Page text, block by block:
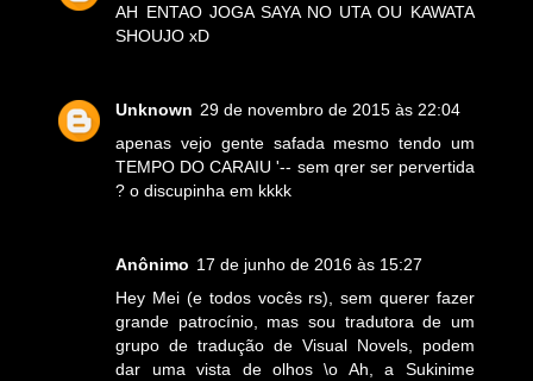
AH ENTAO JOGA SAYA NO UTA OU KAWATA
SHOUJO xD
Unknown 29 de novembro de 2015 às 22:04
apenas vejo gente safada mesmo tendo um
TEMPO DO CARAIU '-- sem qrer ser pervertida
? o discupinha em kkkk
Anônimo 17 de junho de 2016 às 15:27
Hey Mei (e todos vocês rs), sem querer fazer
grande patrocínio, mas sou tradutora de um
grupo de tradução de Visual Novels, podem
dar uma vista de olhos \o Ah, a Sukinime